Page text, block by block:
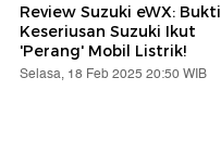
Review Suzuki eWX: Bukti
Keseriusan Suzuki Ikut
'Perang' Mobil Listrik!
Selasa, 18 Feb 2025 20:50 WIB